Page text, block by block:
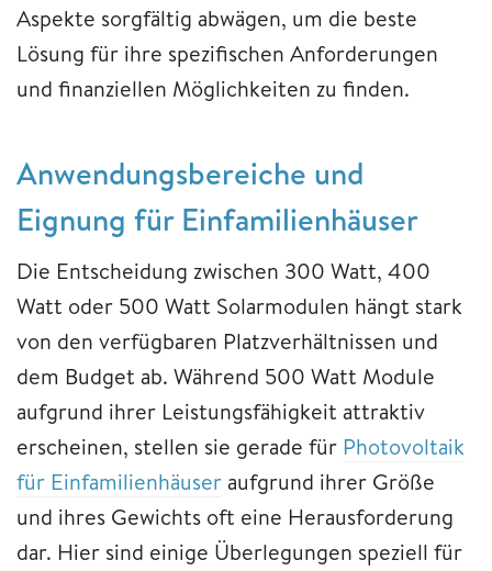
Aspekte sorgfältig abwägen, um die beste
Lösung für ihre spezifischen Anforderungen
und finanziellen Möglichkeiten zu finden.
Anwendungsbereiche und
Eignung für Einfamilienhäuser
Die Entscheidung zwischen 300 Watt, 400
Watt oder 500 Watt Solarmodulen hängt stark
von den verfügbaren Platzverhältnissen und
dem Budget ab. Während 500 Watt Module
aufgrund ihrer Leistungsfähigkeit attraktiv
erscheinen, stellen sie gerade für Photovoltaik
für Einfamilienhäuser aufgrund ihrer Größe
und ihres Gewichts oft eine Herausforderung
dar. Hier sind einige Überlegungen speziell für